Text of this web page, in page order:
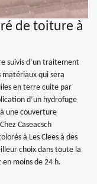
de toiture à
suivis d’un traitement
matériaux qui sera
en terre cuite par
d’un hydrofuge
une couverture
Caseacsch
à Les Clees à des
choix dans toute la
moins de 24 h.